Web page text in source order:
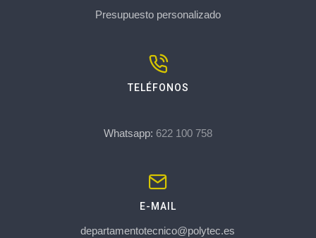
Presupuesto personalizado
TELÉFONOS
Whatsapp: 622 100 758
E-MAIL
departamentotecnico@polytec.es